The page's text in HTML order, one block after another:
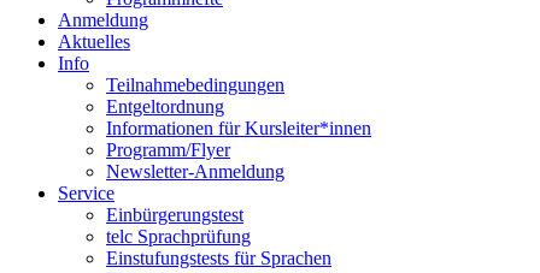
Anmeldung
Aktuelles
Info
Teilnahmebedingungen
Entgeltordnung
Informationen für Kursleiter*innen
Programm/Flyer
Newsletter-Anmeldung
Service
Einbürgerungstest
telc Sprachprüfung
Einstufungstests für Sprachen